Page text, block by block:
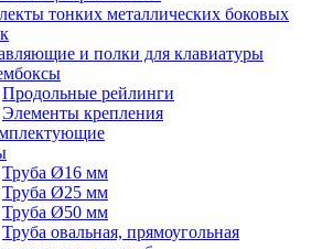
тонких металлических боковых
и полки для клавиатуры
Продольные рейлинги
Элементы крепления
Труба Ø16 мм
Труба Ø25 мм
Труба Ø50 мм
Труба овальная, прямоугольная